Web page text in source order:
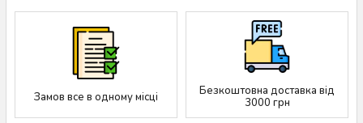
Замов все в одному місці
Безкоштовна доставка від
3000 грн